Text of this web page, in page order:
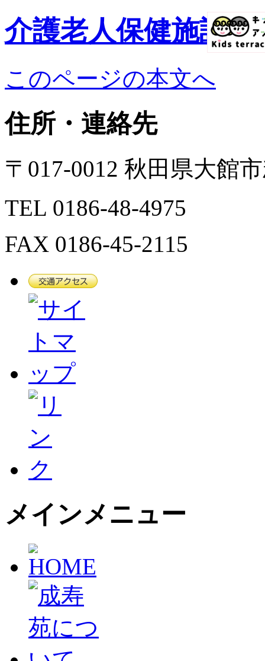
介護老人保健施設
このページの本文へ
住所・連絡先
〒017-0012 秋田県大館
TEL 0186-48-4975
FAX 0186-45-2115
メインメニュー